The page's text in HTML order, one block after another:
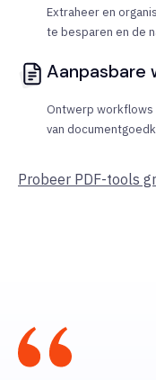
Extraheer en
te besparen en de
Aanpasbare
Ontwerp workflows
van
Probeer PDF-tools